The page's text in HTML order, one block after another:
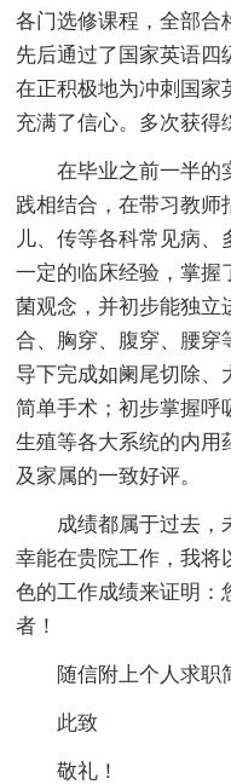
各门选修课程，全部合
先后通过了国家英语四
在正积极地为冲刺国家
充满了信心。多次获得
在毕业之前一半的
践相结合，在带习教师
儿、传等各科常见病
一定的临床经验，掌握
菌观念，并初步能独立
合、胸穿、腹穿、腰穿
导下完成如阑尾切除、
简单手术；初步掌握呼
生殖等各大系统的内用
及家属的一致好评。
成绩都属于过去，
幸能在贵院工作，我将
色的工作成绩来证明：
者！
随信附上个人求职
此致
敬礼！